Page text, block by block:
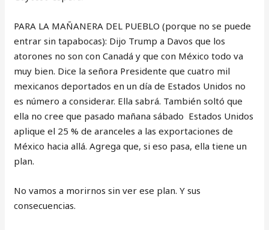
PARA LA MAÑANERA DEL PUEBLO (porque no se puede
entrar sin tapabocas): Dijo Trump a Davos que los
atorones no son con Canadá y que con México todo va
muy bien. Dice la señora Presidente que cuatro mil
mexicanos deportados en un día de Estados Unidos no
es número a considerar. Ella sabrá. También soltó que
ella no cree que pasado mañana sábado Estados Unidos
aplique el 25 % de aranceles a las exportaciones de
México hacia allá. Agrega que, si eso pasa, ella tiene un
plan.
No vamos a morirnos sin ver ese plan. Y sus
consecuencias.